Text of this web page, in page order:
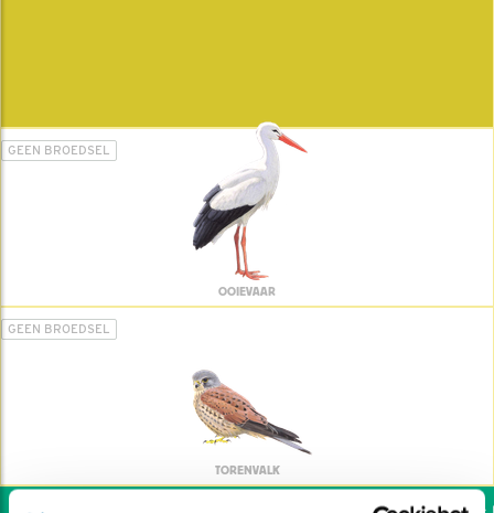
GEEN BROEDSEL
OOIEVAAR
GEEN BROEDSEL
TORENVALK